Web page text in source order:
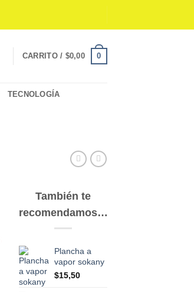
CARRITO / $0,00 0
TECNOLOGÍA
También te
recomendamos…
Plancha a
vapor sokany
$15,50